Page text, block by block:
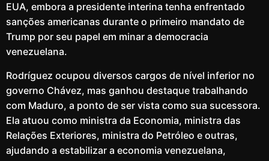
EUA, embora a presidente interina tenha enfrentado
sanções americanas durante o primeiro mandato de
Trump por seu papel em minar a democracia
venezuelana.
Rodríguez ocupou diversos cargos de nível inferior no
governo Chávez, mas ganhou destaque trabalhando
com Maduro, a ponto de ser vista como sua sucessora.
Ela atuou como ministra da Economia, ministra das
Relações Exteriores, ministra do Petróleo e outras,
ajudando a estabilizar a economia venezuelana,